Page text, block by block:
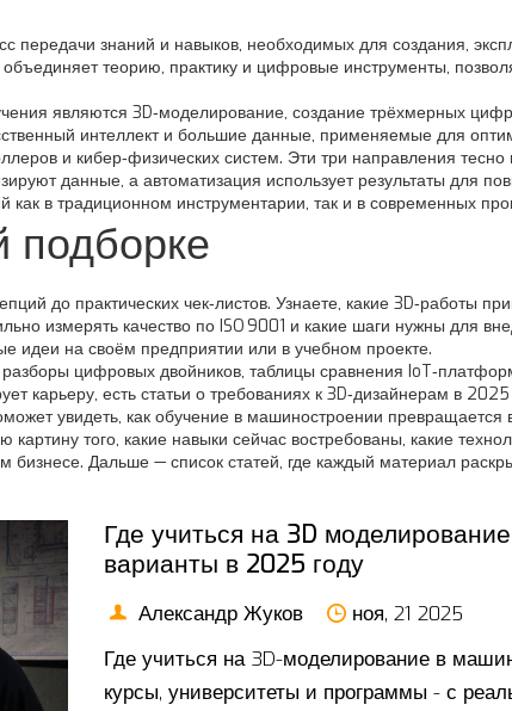
передачи знаний и навыков, необходимых для создания,
объединяет теорию, практику и цифровые инструменты,
являются 3D‑моделирование, создание трёхмерных
интеллект и большие данные, применяемые для
и кибер‑физических систем. Эти три направления
данные, а автоматизация использует результаты для
как в традиционном инструментарии, так и в современных
подборке
до практических чек‑листов. Узнаете, какие 3D‑работы
измерять качество по ISO 9001 и какие шаги нужны для
идеи на своём предприятии или в учебном проекте.
цифровых двойников, таблицы сравнения
карьеру, есть статьи о требованиях к 3D‑дизайнерам в
увидеть, как обучение в машиностроении превращается
того, какие навыки сейчас востребованы, какие
бизнесе. Дальше — список статей, где каждый материал
Где учиться на 3D
варианты в 2025 году
Александр Жуков
ноя, 21 2025
Где учиться на 3D-моделирование в
курсы, университеты и программы - с